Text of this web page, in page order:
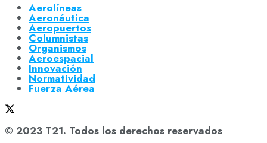
Aerolíneas
Aeronáutica
Aeropuertos
Columnistas
Organismos
Aeroespacial
Innovación
Normatividad
Fuerza Aérea
© 2023 T21. Todos los derechos reservados